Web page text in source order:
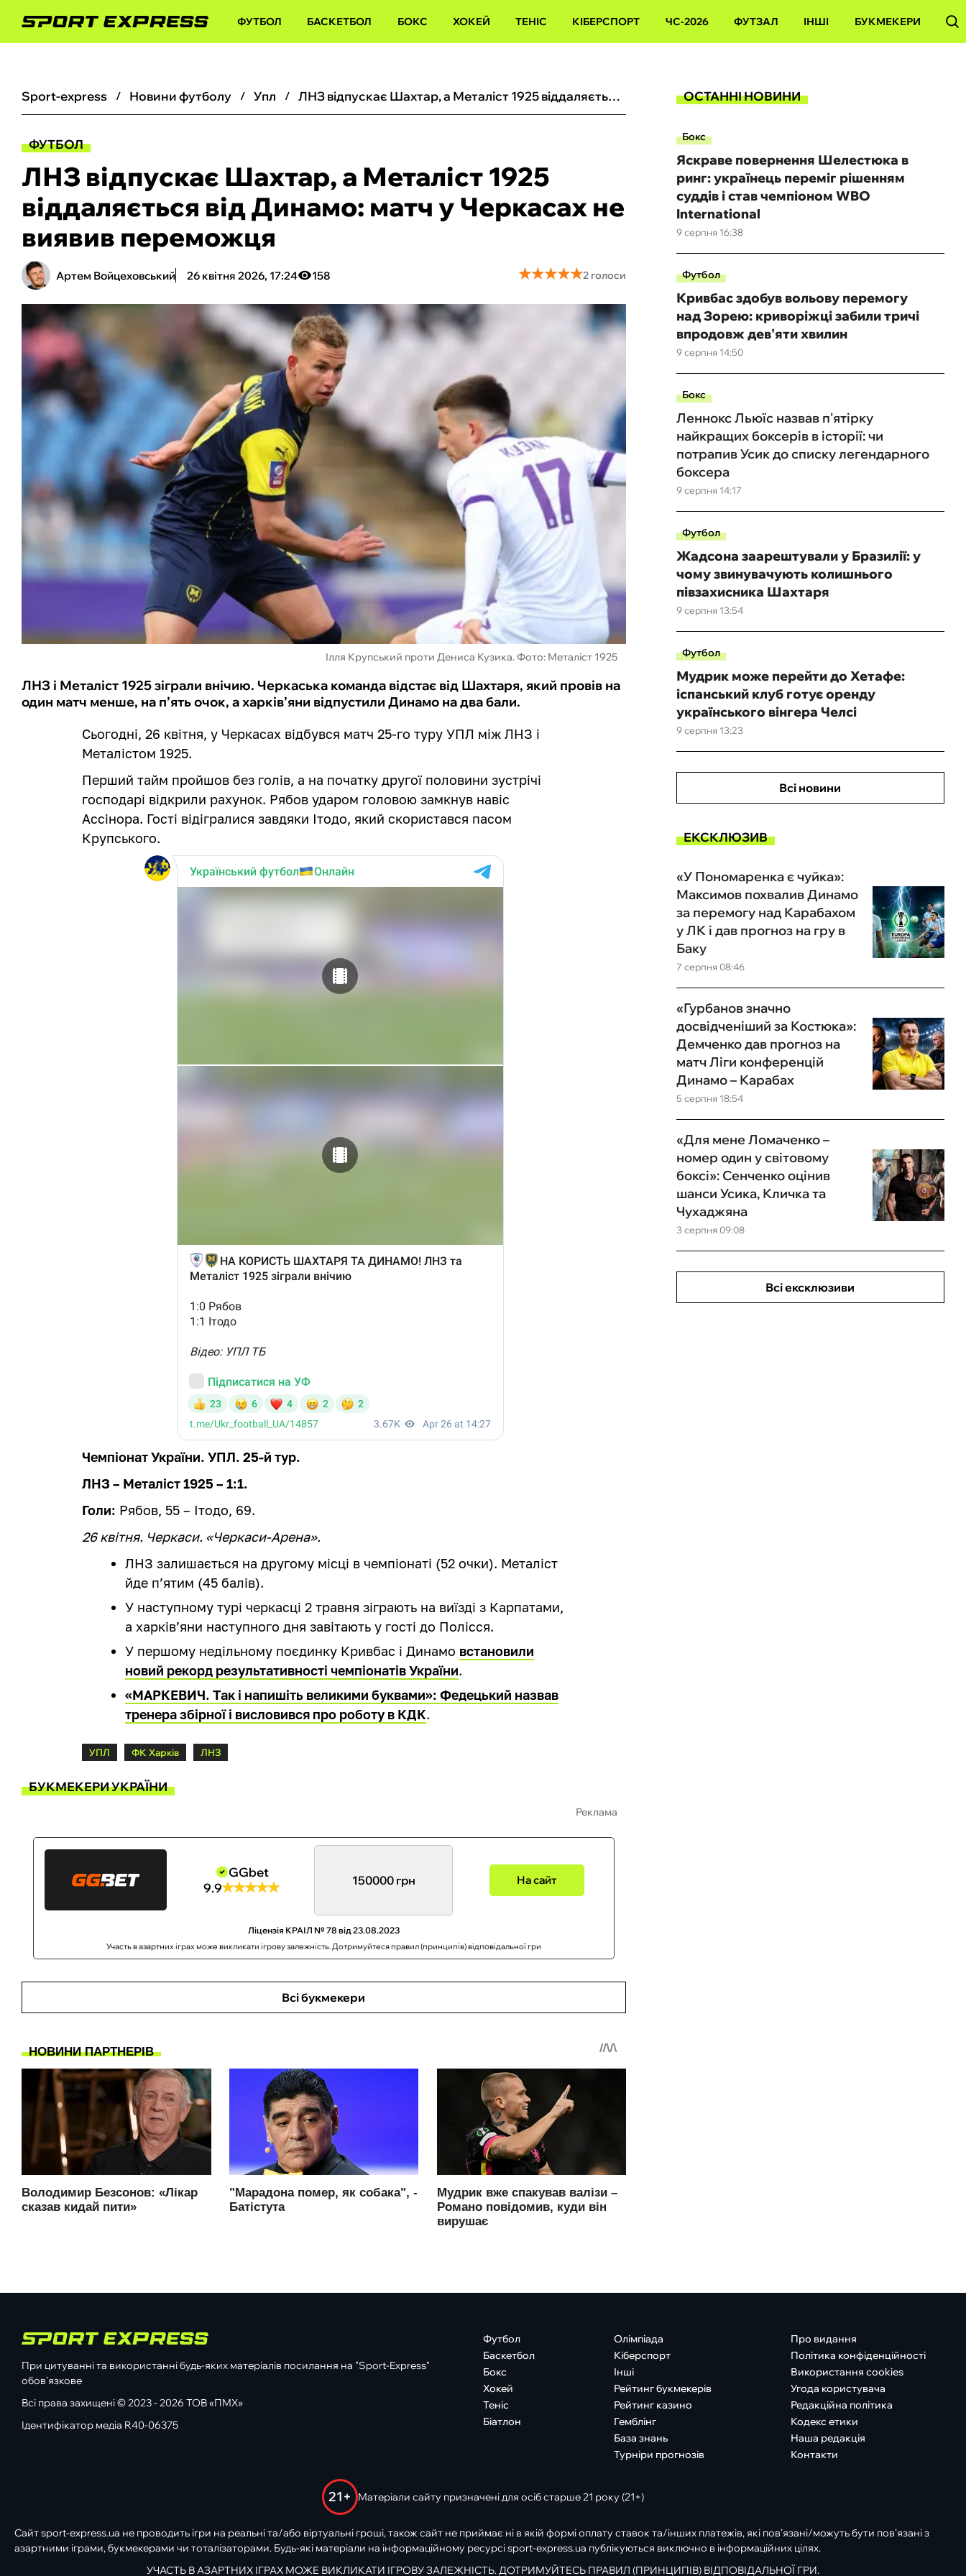
ФУТБОЛ БАСКЕТБОЛ БОКС ХОКЕЙ ТЕНІС КІБЕРСПОРТ ЧС-2026 ФУТЗАЛ ІНШІ БУКМЕКЕРИ
sport-express новини футболу упл ЛНЗ відпускає Шахтар, а Металіст 1925 віддаляється від Динамо: матч у Черкасах не виявив переможця
ФУТБОЛ
ЛНЗ відпускає Шахтар, а Металіст 1925
віддаляється від Динамо: матч у Черкасах не
виявив переможця
Артем Войцеховський 26 квітня 2026, 17:24 158 ★★★★★
★★★★★2 голоси
Ілля Крупський проти Дениса Кузика. Фото: Металіст 1925
ЛНЗ і Металіст 1925 зіграли внічию. Черкаська команда відстає від Шахтаря, який провів на
один матч менше, на п’ять очок, а харків’яни відпустили Динамо на два бали.
Сьогодні, 26 квітня, у Черкасах відбувся матч 25-го туру УПЛ між ЛНЗ і
Металістом 1925.
Перший тайм пройшов без голів, а на початку другої половини зустрічі
господарі відкрили рахунок. Рябов ударом головою замкнув навіс
Ассінора. Гості відігралися завдяки Ітодо, який скористався пасом
Крупського.
Чемпіонат України. УПЛ. 25-й тур.
ЛНЗ – Металіст 1925 – 1:1.
Голи: Рябов, 55 – Ітодо, 69.
26 квітня. Черкаси. «Черкаси-Арена».
ЛНЗ залишається на другому місці в чемпіонаті (52 очки). Металіст
йде п’ятим (45 балів).
У наступному турі черкасці 2 травня зіграють на виїзді з Карпатами,
а харків’яни наступного дня завітають у гості до Полісся.
У першому недільному поєдинку Кривбас і Динамо встановили
новий рекорд результативності чемпіонатів України.
«МАРКЕВИЧ. Так і напишіть великими буквами»: Федецький назвав
тренера збірної і висловився про роботу в КДК.
УПЛ ФК Харків ЛНЗ
БУКМЕКЕРИ УКРАЇНИ
Реклама
GGbet
9.9
150000 грн На сайт
Ліцензія КРАІЛ № 78 від 23.08.2023
Участь в азартних іграх може викликати ігрову залежність. Дотримуйтеся правил (принципів) відповідальної гри
Всі букмекери
ОСТАННІ НОВИНИ
Бокс
9 серпня 16:38
Яскраве повернення Шелестюка в
ринг: українець переміг рішенням
суддів і став чемпіоном WBO
International
Футбол
9 серпня 14:50
Кривбас здобув вольову перемогу
над Зорею: криворіжці забили тричі
впродовж дев'яти хвилин
Бокс
9 серпня 14:17
Леннокс Льюїс назвав п'ятірку
найкращих боксерів в історії: чи
потрапив Усик до списку легендарного
боксера
Футбол
9 серпня 13:54
Жадсона заарештували у Бразилії: у
чому звинувачують колишнього
півзахисника Шахтаря
Футбол
9 серпня 13:23
Мудрик може перейти до Хетафе:
іспанський клуб готує оренду
українського вінгера Челсі
Всі новини
ЕКСКЛЮЗИВ
7 серпня 08:46
«У Пономаренка є чуйка»:
Максимов похвалив Динамо
за перемогу над Карабахом
у ЛК і дав прогноз на гру в
Баку
5 серпня 18:54
«Гурбанов значно
досвідченіший за Костюка»:
Демченко дав прогноз на
матч Ліги конференцій
Динамо – Карабах
3 серпня 09:08
«Для мене Ломаченко –
номер один у світовому
боксі»: Сенченко оцінив
шанси Усика, Кличка та
Чухаджяна
Всі ексклюзиви
При цитуванні та використанні будь-яких матеріалів посилання на "Sport-Express"
обов'язкове
Всі права захищені © 2023 - 2026 ТОВ «ПМХ»
Ідентифікатор медіа R40-06375
Футбол
Баскетбол
Бокс
Хокей
Теніс
Біатлон
Олімпіада
Кіберспорт
Інші
Рейтинг букмекерів
Рейтинг казино
Гемблінг
База знань
Турніри прогнозів
Про видання
Політика конфіденційності
Використання cookies
Угода користувача
Редакційна політика
Кодекс етики
Наша редакція
Контакти
21+ Матеріали сайту призначені для осіб старше 21 року (21+)
Сайт sport-express.ua не проводить ігри на реальні та/або віртуальні гроші, також сайт не приймає ні в якій формі оплату ставок та/інших платежів, які пов’язані/можуть бути пов’язані з
азартними іграми, букмекерами чи тоталізаторами. Будь-які матеріали на інформаційному ресурсі sport-express.ua публікуються виключно в інформаційних цілях.
УЧАСТЬ В АЗАРТНИХ ІГРАХ МОЖЕ ВИКЛИКАТИ ІГРОВУ ЗАЛЕЖНІСТЬ. ДОТРИМУЙТЕСЬ ПРАВИЛ (ПРИНЦИПІВ) ВІДПОВІДАЛЬНОЇ ГРИ.